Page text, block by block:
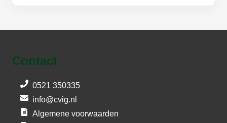
Contact
0521 350335
info@cvig.nl
Algemene voorwaarden